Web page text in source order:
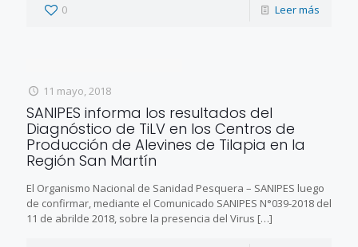
0 Leer más
11 mayo, 2018
SANIPES informa los resultados del
Diagnóstico de TiLV en los Centros de
Producción de Alevines de Tilapia en la
Región San Martín
El Organismo Nacional de Sanidad Pesquera – SANIPES luego
de confirmar, mediante el Comunicado SANIPES N°039-2018 del
11 de abrilde 2018, sobre la presencia del Virus […]